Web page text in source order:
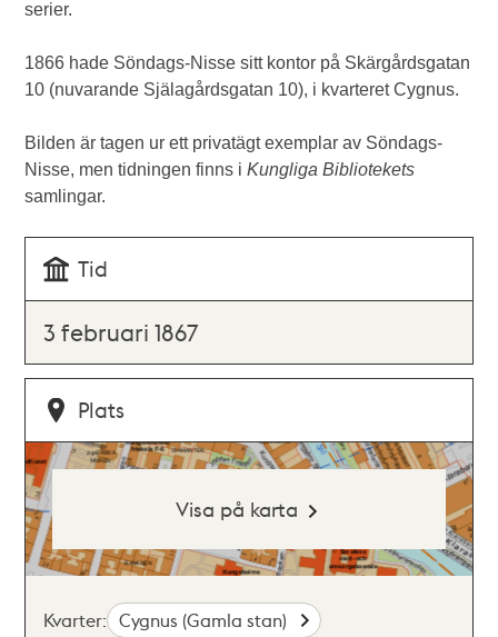
serier.
1866 hade Söndags-Nisse sitt kontor på Skärgårdsgatan
10 (nuvarande Själagårdsgatan 10), i kvarteret Cygnus.
Bilden är tagen ur ett privatägt exemplar av Söndags-
Nisse, men tidningen finns iKungliga Bibliotekets
samlingar.
Tid
3 februari 1867
Plats
Visa på karta
Kvarter: Cygnus (Gamla stan)